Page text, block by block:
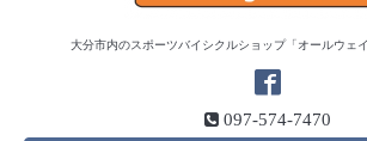
大分市内のスポーツバイシクルショップ「オールウェ
097-574-7470